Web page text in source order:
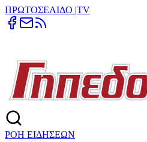
ΠΡΩΤΟΣΕΛΙΔΟ |TV
ΡΟΗ ΕΙΔΗΣΕΩΝ